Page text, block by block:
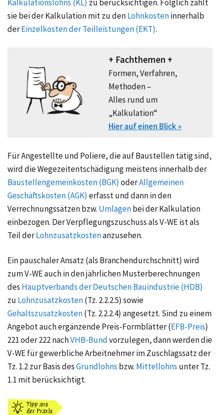
Kalkulationslohns (KL) zu berücksichtigen. Folglich zählt
sie bei derKalkulationmit zu denLohnkosteninnerhalb
derEinzelkosten der Teilleistungen (EKT).
+ Fachthemen +
Formen, Verfahren,
Methoden –
Alles rund um
„Kalkulation“
Hier auf einen Blick »
Für Angestellte und Poliere, die auf Baustellen tätig sind,
wird die Wegezeitentschädigung meistens innerhalb der
Baustellengemeinkosten (BGK) oderAllgemeinen
Geschäftskosten (AGK) erfasst und dann in den
Verrechnungssätzen bzw. Umlagenbei der Kalkulation
einbezogen. Der Verpflegungszuschuss als V‑WE ist als
Teil derLohnzusatzkostenanzusehen.
Ein pauschaler Ansatz (als Branchendurchschnitt) wird
zum V‑WE auch in den jährlichen Musterberechnungen
des Hauptverbands der Deutschen Bauindustrie (HDB)
zu Lohnzusatzkosten(Tz. 2.2.2.5) sowie
Gehaltszusatzkosten(Tz. 2.2.2.4) angesetzt. Sind zu einem
Angebot auch ergänzende Preis-Formblätter (EFB-Preis)
221 oder 222 nachVHB-Bundvorzulegen, dann werden die
V-WE für gewerbliche Arbeitnehmer im Zuschlagssatz der
Tz. 1.2 zur Basis desGrundlohns bzw. Mittellohns unter Tz.
1.1 mit berücksichtigt.